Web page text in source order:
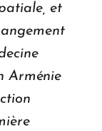
et
Arménie